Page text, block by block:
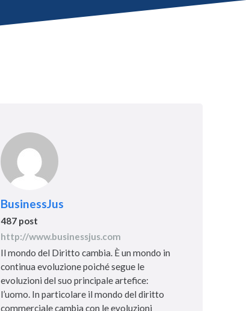
BusinessJus
487 post
http://www.businessjus.com
Il mondo del Diritto cambia. È un mondo in
continua evoluzione poiché segue le
evoluzioni del suo principale artefice:
l’uomo. In particolare il mondo del diritto
commerciale cambia con le evoluzioni